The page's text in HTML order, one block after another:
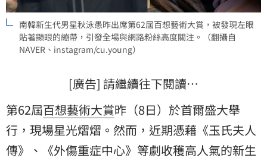
南韓新生代男星秋泳愚昨出席第62屆百想藝術大賞，被發現左眼
貼著顯眼的繃帶，引發全場與網路粉絲高度關注。（翻攝自
NAVER、instagram/cu.young）
[廣告] 請繼續往下閱讀…
第62屆百想藝術大賞昨（8日）於首爾盛大舉
行，現場星光熠熠。然而，近期憑藉《玉氏夫人
傳》、《外傷重症中心》等劇收穫高人氣的新生